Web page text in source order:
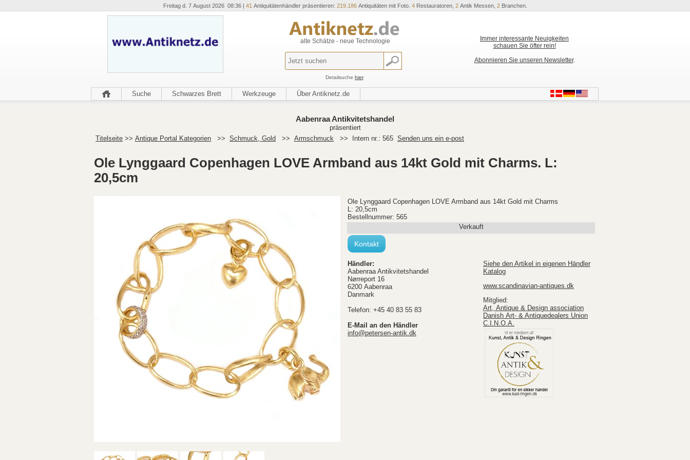
Freitag d. 7 August 2026 08:36 | 41 Antiquitätenhändler präsentieren: 219.186Antiquitäten mit Foto. 4Restauratoren, 2Antik Messen, 2Branchen.
alte Schätze - neue Technologie
Detailsuche hier.
Immer interessante Neuigkeiten
schauen Sie öfter rein!
Abonnieren Sie unseren Newsletter.
Suche Schwarzes Brett Werkzeuge Über Antiknetz.de
Aabenraa Antikvitetshandel
präsentiert
Titelseite >> Antique Portal Kategorien >> Schmuck, Gold >> Armschmuck >> Intern nr.: 565 Senden uns ein e-post
Ole Lynggaard Copenhagen LOVE Armband aus 14kt Gold mit Charms. L:
20,5cm
Ole Lynggaard Copenhagen LOVE Armband aus 14kt Gold mit Charms
L: 20,5cm
Bestellnummer: 565
Verkauft
Kontakt
Händler:
Aabenraa Antikvitetshandel
Nørreport 16
6200 Aabenraa
Danmark
Telefon: +45 40 83 55 83
E-Mail an den Händler
info@petersen-antik.dk
Siehe den Artikel in eigenen Händler
Katalog
www.scandinavian-antiques.dk
Mitglied:
Art, Antique & Design association
Danish Art- & Antiquedealers Union
C.I.N.O.A.